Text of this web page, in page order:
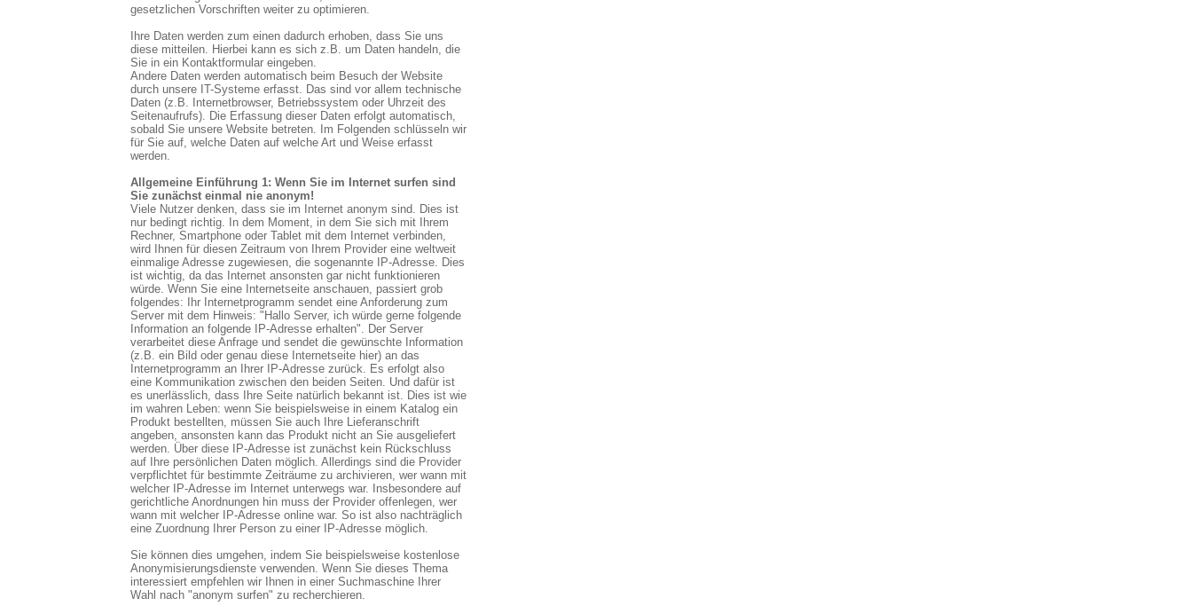
gesetzlichen Vorschriften weiter zu optimieren.
Ihre Daten werden zum einen dadurch erhoben, dass Sie uns
diese mitteilen. Hierbei kann es sich z.B. um Daten handeln, die
Sie in ein Kontaktformular eingeben.
Andere Daten werden automatisch beim Besuch der Website
durch unsere IT-Systeme erfasst. Das sind vor allem technische
Daten (z.B. Internetbrowser, Betriebssystem oder Uhrzeit des
Seitenaufrufs). Die Erfassung dieser Daten erfolgt automatisch,
sobald Sie unsere Website betreten. Im Folgenden schlüsseln wir
für Sie auf, welche Daten auf welche Art und Weise erfasst
werden.
Allgemeine Einführung 1: Wenn Sie im Internet surfen sind
Sie zunächst einmal nie anonym!
Viele Nutzer denken, dass sie im Internet anonym sind. Dies ist
nur bedingt richtig. In dem Moment, in dem Sie sich mit Ihrem
Rechner, Smartphone oder Tablet mit dem Internet verbinden,
wird Ihnen für diesen Zeitraum von Ihrem Provider eine weltweit
einmalige Adresse zugewiesen, die sogenannte IP-Adresse. Dies
ist wichtig, da das Internet ansonsten gar nicht funktionieren
würde. Wenn Sie eine Internetseite anschauen, passiert grob
folgendes: Ihr Internetprogramm sendet eine Anforderung zum
Server mit dem Hinweis: "Hallo Server, ich würde gerne folgende
Information an folgende IP-Adresse erhalten". Der Server
verarbeitet diese Anfrage und sendet die gewünschte Information
(z.B. ein Bild oder genau diese Internetseite hier) an das
Internetprogramm an Ihrer IP-Adresse zurück. Es erfolgt also
eine Kommunikation zwischen den beiden Seiten. Und dafür ist
es unerlässlich, dass Ihre Seite natürlich bekannt ist. Dies ist wie
im wahren Leben: wenn Sie beispielsweise in einem Katalog ein
Produkt bestellten, müssen Sie auch Ihre Lieferanschrift
angeben, ansonsten kann das Produkt nicht an Sie ausgeliefert
werden. Über diese IP-Adresse ist zunächst kein Rückschluss
auf Ihre persönlichen Daten möglich. Allerdings sind die Provider
verpflichtet für bestimmte Zeiträume zu archivieren, wer wann mit
welcher IP-Adresse im Internet unterwegs war. Insbesondere auf
gerichtliche Anordnungen hin muss der Provider offenlegen, wer
wann mit welcher IP-Adresse online war. So ist also nachträglich
eine Zuordnung Ihrer Person zu einer IP-Adresse möglich.
Sie können dies umgehen, indem Sie beispielsweise kostenlose
Anonymisierungsdienste verwenden. Wenn Sie dieses Thema
interessiert empfehlen wir Ihnen in einer Suchmaschine Ihrer
Wahl nach "anonym surfen" zu recherchieren.